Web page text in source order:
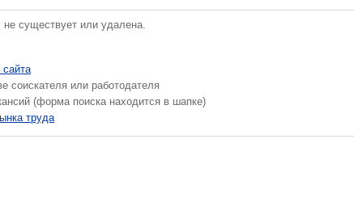
существует или удалена.
соискателя или работодателя
(форма поиска находится в шапке)
труда